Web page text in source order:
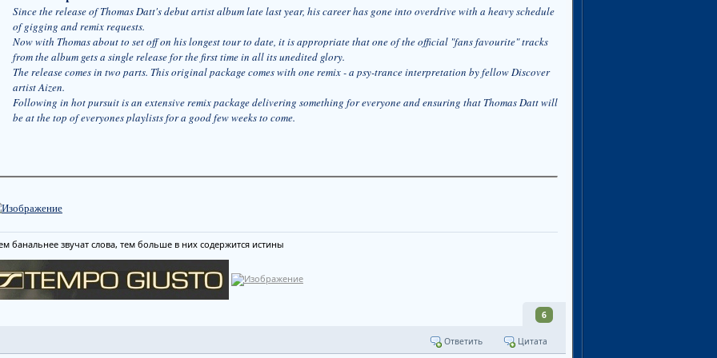
Since the release of Thomas Datt's debut artist album late last year, his career has gone into overdrive with a heavy schedule
of gigging and remix requests.
Now with Thomas about to set off on his longest tour to date, it is appropriate that one of the official "fans favourite" tracks
from the album gets a single release for the first time in all its unedited glory.
The release comes in two parts. This original package comes with one remix - a psy-trance interpretation by fellow Discover
artist Aizen.
Following in hot pursuit is an extensive remix package delivering something for everyone and ensuring that Thomas Datt will
be at the top of everyones playlists for a good few weeks to come.
банальнее звучат слова, тем больше в них содержится истины
6
Цитата
Ответить